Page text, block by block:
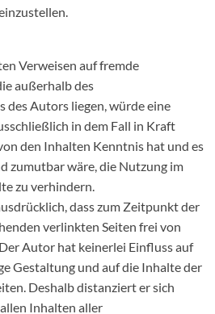
Verweisen auf fremde
außerhalb des
des Autors liegen, würde eine
in dem Fall in Kraft
den Inhalten Kenntnis hat und es
zumutbar wäre, die Nutzung im
zu verhindern.
dass zum Zeitpunkt der
verlinkten Seiten frei von
Autor hat keinerlei Einfluss auf
Gestaltung und auf die Inhalte der
Deshalb distanziert er sich
Inhalten aller